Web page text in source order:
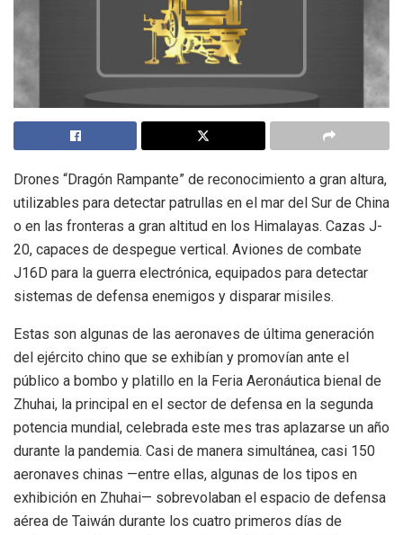
Drones “Dragón Rampante” de reconocimiento a gran altura,
utilizables para detectar patrullas en el mar del Sur de China
o en las fronteras a gran altitud en los Himalayas. Cazas J-
20, capaces de despegue vertical. Aviones de combate
J16D para la guerra electrónica, equipados para detectar
sistemas de defensa enemigos y disparar misiles.
Estas son algunas de las aeronaves de última generación
del ejército chino que se exhibían y promovían ante el
público a bombo y platillo en la Feria Aeronáutica bienal de
Zhuhai, la principal en el sector de defensa en la segunda
potencia mundial, celebrada este mes tras aplazarse un año
durante la pandemia. Casi de manera simultánea, casi 150
aeronaves chinas —entre ellas, algunas de los tipos en
exhibición en Zhuhai— sobrevolaban el espacio de defensa
aérea de Taiwán durante los cuatro primeros días de